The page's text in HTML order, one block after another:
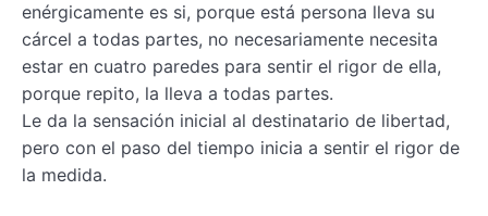
enérgicamente es si, porque está persona lleva su
cárcel a todas partes, no necesariamente necesita
estar en cuatro paredes para sentir el rigor de ella,
porque repito, la lleva a todas partes.
Le da la sensación inicial al destinatario de libertad,
pero con el paso del tiempo inicia a sentir el rigor de
la medida.